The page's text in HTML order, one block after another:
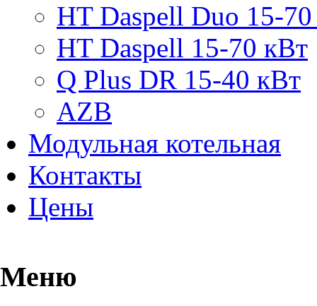
HT Daspell Duo 15-
HT Daspell 15-70 кВт
Q Plus DR 15-40 кВт
AZB
Модульная котельная
Контакты
Цены
Меню